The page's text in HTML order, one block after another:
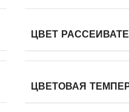
ЦВЕТ
ЦВЕТОВАЯ